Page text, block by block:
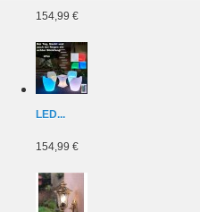
154,99 €
LED...
154,99 €